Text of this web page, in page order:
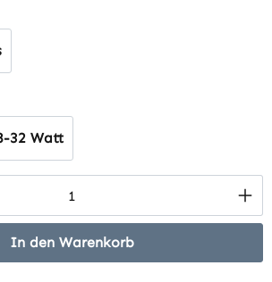
32 Watt
Gib den gewünschten
In den Warenkorb